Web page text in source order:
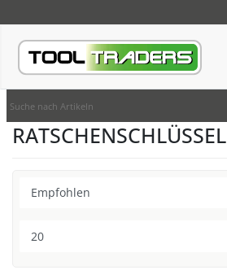
RATSCHENSCHLÜSSEL